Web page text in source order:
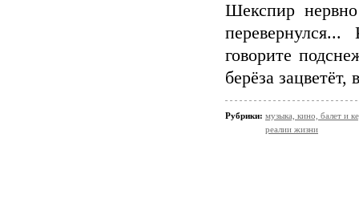
Шекспир
говорите
берёза
Рубрики: музыка, кино, балет и
реалии жизни